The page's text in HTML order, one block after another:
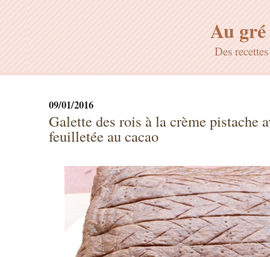
Au gré
Des
09/01/2016
Galette des rois à la crème pistache
feuilletée au cacao